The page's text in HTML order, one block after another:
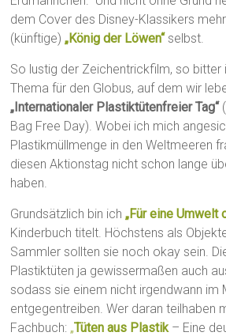
dem Cover des Disney-Klassikers
(künftige)„König der Löwen“selbst.
So lustig der Zeichentrickfilm, so bitter
Thema für den Globus, auf dem wir
„Internationaler Plastiktütenfreier Tag“
Bag Free Day). Wobei ich mich
Plastikmüllmenge in den Weltmeeren
diesen Aktionstag nicht schon lange
haben.
Grundsätzlich bin ich„Für eine Umwelt
Kinderbuch titelt. Höchstens als
Sammler sollten sie noch okay sein.
Plastiktüten ja gewissermaßen auch
sodass sie einem nicht irgendwann im
entgegentreiben. Wer daran teilhaben
Fachbuch: „Tüten aus Plastik – Eine